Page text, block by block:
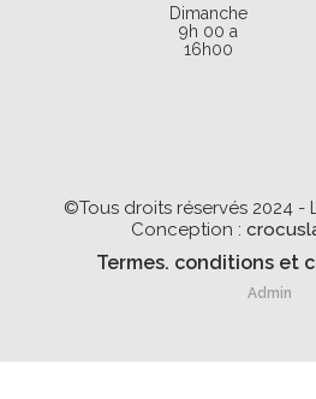
Dimanche
9h 00 a
16h00
©Tous droits réservés 2024 -
Conception :
Termes. conditions et
Admin